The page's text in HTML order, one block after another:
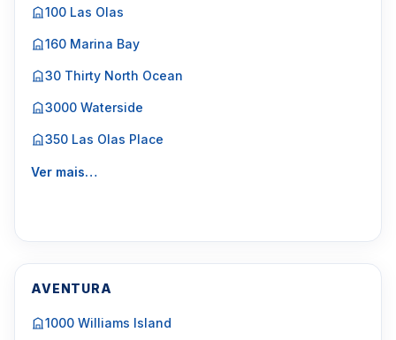
100 Las Olas
160 Marina Bay
30 Thirty North Ocean
3000 Waterside
350 Las Olas Place
Ver mais…
AVENTURA
1000 Williams Island